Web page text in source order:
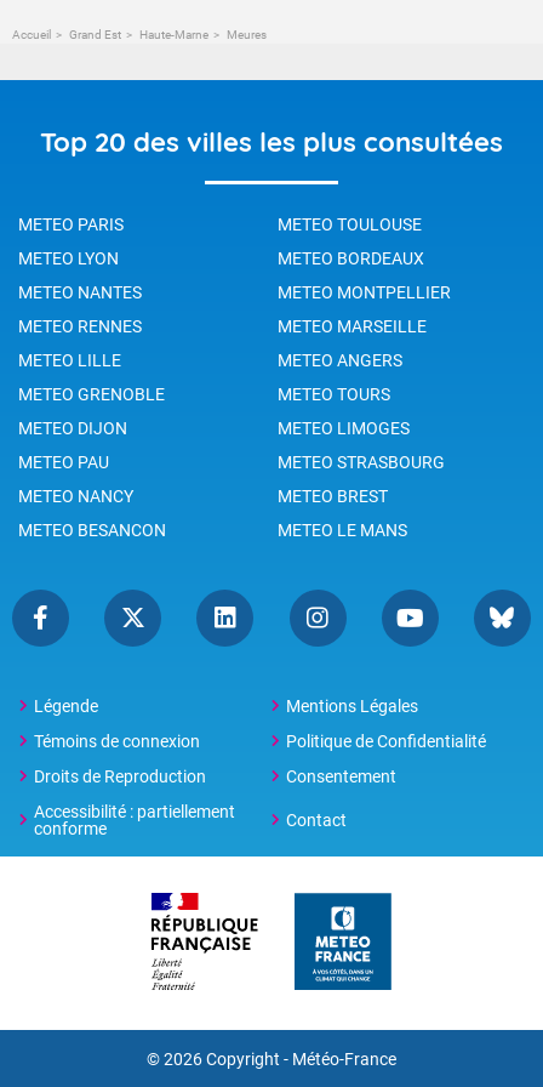
Accueil Grand Est Haute-Marne Meures
Top 20 des villes les plus consultées
METEO PARIS
METEO TOULOUSE
METEO LYON
METEO BORDEAUX
METEO NANTES
METEO MONTPELLIER
METEO RENNES
METEO MARSEILLE
METEO LILLE
METEO ANGERS
METEO GRENOBLE
METEO TOURS
METEO DIJON
METEO LIMOGES
METEO PAU
METEO STRASBOURG
METEO NANCY
METEO BREST
METEO BESANCON
METEO LE MANS
Légende
Mentions Légales
Témoins de connexion
Politique de Confidentialité
Droits de Reproduction
Consentement
Accessibilité : partiellement
conforme
Contact
© 2026 Copyright - Météo-France